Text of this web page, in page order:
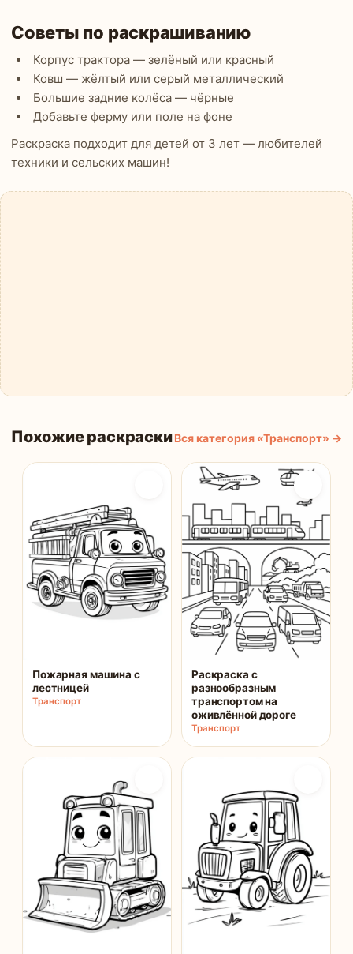
Советы по раскрашиванию
Корпус трактора — зелёный или красный
Ковш — жёлтый или серый металлический
Большие задние колёса — чёрные
Добавьте ферму или поле на фоне
Раскраска подходит для детей от 3 лет — любителей
техники и сельских машин!
Похожие раскраскиВся категория «Транспорт» →
Пожарная машина с
лестницей
Транспорт
Раскраска с
разнообразным
транспортом на
оживлённой дороге
Транспорт